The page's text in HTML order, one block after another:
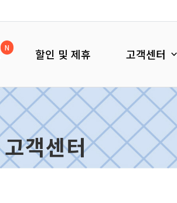
N 할인 및 제휴 고객센터
고객센터